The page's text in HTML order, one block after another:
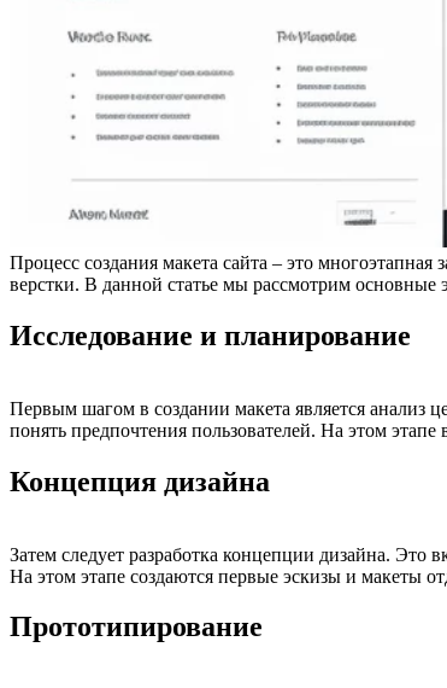
Процесс создания макета сайта – это
верстки. В данной статье мы рассмотрим основные
Исследование и планирование
Первым шагом в создании макета является анализ
понять предпочтения пользователей. На этом этапе
Концепция дизайна
Затем следует разработка концепции дизайна. Это
На этом этапе создаются первые эскизы и макеты
Прототипирование